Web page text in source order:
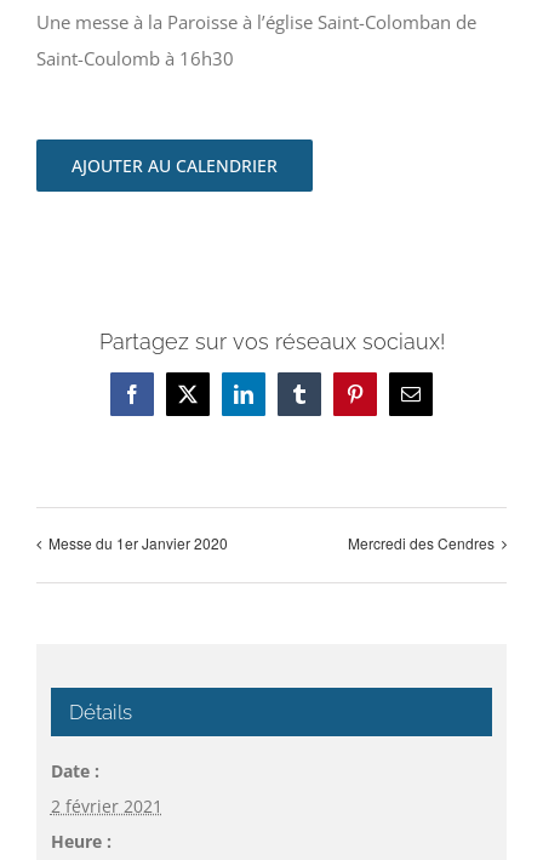
Une messe à la Paroisse à l’église Saint-Colomban de
Saint-Coulomb à 16h30
AJOUTER AU CALENDRIER
Partagez sur vos réseaux sociaux!
Facebook
X LinkedInTumblrPinterestEmail
Messe du 1er Janvier 2020 Mercredi des Cendres
Détails
Date :
2 février 2021
Heure :